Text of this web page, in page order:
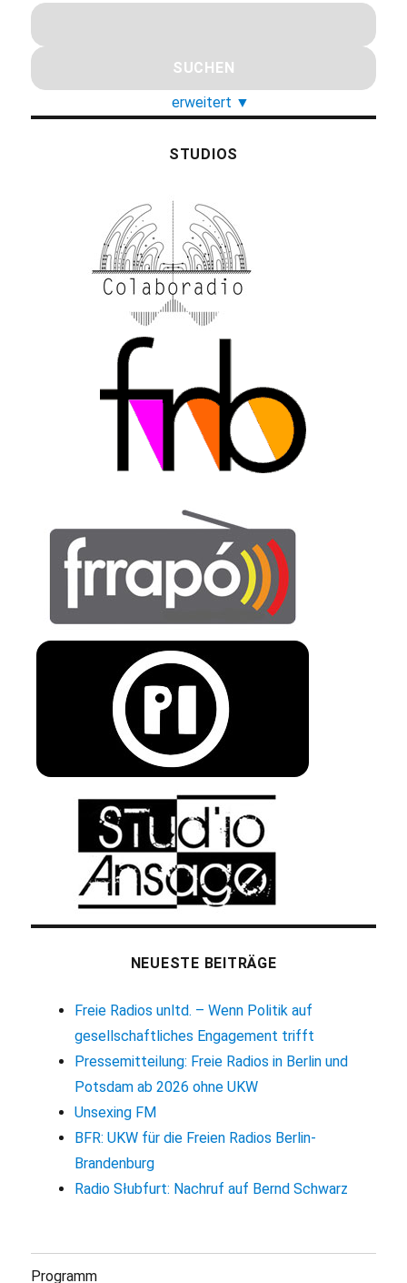
erweitert ▼
STUDIOS
NEUESTE BEITRÄGE
Freie Radios unltd. – Wenn Politik auf
gesellschaftliches Engagement trifft
Pressemitteilung: Freie Radios in Berlin und
Potsdam ab 2026 ohne UKW
Unsexing FM
BFR: UKW für die Freien Radios Berlin-
Brandenburg
Radio Słubfurt: Nachruf auf Bernd Schwarz
Programm